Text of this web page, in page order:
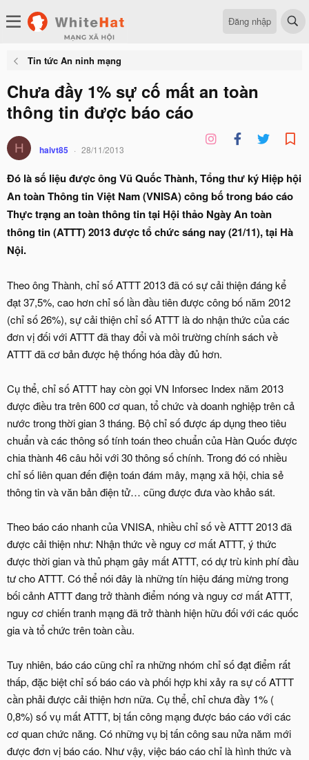
Đăng nhập
Tin tức An ninh mạng
Chưa đầy 1% sự cố mất an toàn
thông tin được báo cáo
H haivt85 28/11/2013
Đó là số liệu được ông Vũ Quốc Thành, Tổng thư ký Hiệp hội
An toàn Thông tin Việt Nam (VNISA) công bố trong báo cáo
Thực trạng an toàn thông tin tại Hội thảo Ngày An toàn
thông tin (ATTT) 2013 được tổ chức sáng nay (21/11), tại Hà
Nội.
Theo ông Thành, chỉ số ATTT 2013 đã có sự cải thiện đáng kể
đạt 37,5%, cao hơn chỉ số lần đầu tiên được công bố năm 2012
(chỉ số 26%), sự cải thiện chỉ số ATTT là do nhận thức của các
đơn vị đối với ATTT đã thay đổi và môi trường chính sách về
ATTT đã cơ bản được hệ thống hóa đầy đủ hơn.
Cụ thể, chỉ số ATTT hay còn gọi VN Inforsec Index năm 2013
được điều tra trên 600 cơ quan, tổ chức và doanh nghiệp trên cả
nước trong thời gian 3 tháng. Bộ chỉ số được áp dụng theo tiêu
chuẩn và các thông số tính toán theo chuẩn của Hàn Quốc được
chia thành 46 câu hỏi với 30 thông số chính. Trong đó có nhiều
chỉ số liên quan đến điện toán đám mây, mạng xã hội, chia sẻ
thông tin và văn bản điện tử… cũng được đưa vào khảo sát.
Theo báo cáo nhanh của VNISA, nhiều chỉ số về ATTT 2013 đã
được cải thiện như: Nhận thức về nguy cơ mất ATTT, ý thức
được thời gian và thủ phạm gây mất ATTT, có dự trù kinh phí đầu
tư cho ATTT. Có thể nói đây là những tín hiệu đáng mừng trong
bối cảnh ATTT đang trở thành điểm nóng và nguy cơ mất ATTT,
nguy cơ chiến tranh mạng đã trở thành hiện hữu đối với các quốc
gia và tổ chức trên toàn cầu.
Tuy nhiên, báo cáo cũng chỉ ra những nhóm chỉ số đạt điểm rất
thấp, đặc biệt chỉ số báo cáo và phối hợp khi xảy ra sự cố ATTT
cần phải được cải thiện hơn nữa. Cụ thể, chỉ chưa đầy 1% (
0,8%) số vụ mất ATTT, bị tấn công mạng được báo cáo với các
cơ quan chức năng. Có những vụ bị tấn công sau nửa năm mới
được đơn vị báo cáo. Như vậy, việc báo cáo chỉ là hình thức và